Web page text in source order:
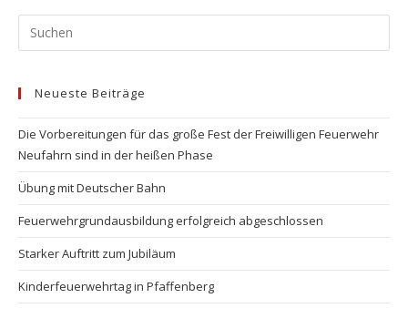
Neueste Beiträge
Die Vorbereitungen für das große Fest der Freiwilligen Feuerwehr
Neufahrn sind in der heißen Phase
Übung mit Deutscher Bahn
Feuerwehrgrundausbildung erfolgreich abgeschlossen
Starker Auftritt zum Jubiläum
Kinderfeuerwehrtag in Pfaffenberg